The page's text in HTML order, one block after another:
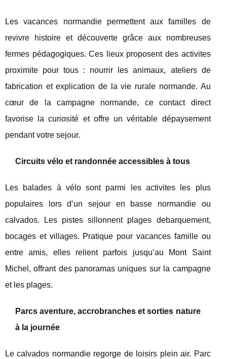
Les vacances normandie permettent aux familles de
revivre histoire et découverte grâce aux nombreuses
fermes pédagogiques. Ces lieux proposent des activites
proximite pour tous : nourrir les animaux, ateliers de
fabrication et explication de la vie rurale normande. Au
cœur de la campagne normande, ce contact direct
favorise la curiosité et offre un véritable dépaysement
pendant votre sejour.
Circuits vélo et randonnée accessibles à tous
Les balades à vélo sont parmi les activites les plus
populaires lors d’un sejour en basse normandie ou
calvados. Les pistes sillonnent plages debarquement,
bocages et villages. Pratique pour vacances famille ou
entre amis, elles relient parfois jusqu’au Mont Saint
Michel, offrant des panoramas uniques sur la campagne
et les plages.
Parcs aventure, accrobranches et sorties nature
à la journée
Le calvados normandie regorge de loisirs plein air. Parc